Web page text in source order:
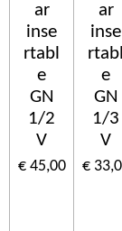
ar
inse
rtabl
e
GN
1/2
V
€ 45,00
ar
inse
rtabl
e
GN
1/3
V
€